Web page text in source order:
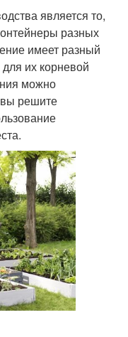
является то,
разных
имеет разный
их корневой
можно
решите